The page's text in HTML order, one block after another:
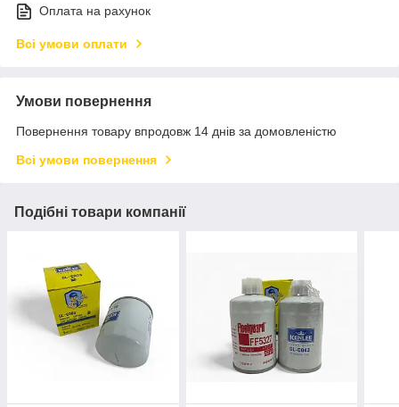
Оплата на рахунок
Всі умови оплати
Умови повернення
Повернення товару впродовж 14 днів за домовленістю
Всі умови повернення
Подібні товари компанії